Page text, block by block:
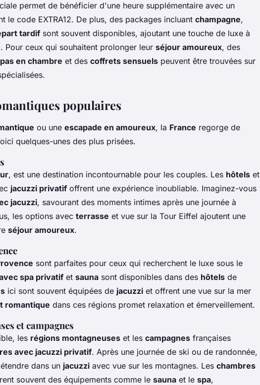
permet de bénéficier d'une heure supplémentaire avec un
le code EXTRA12. De plus, des packages incluant champagne,
tardif sont souvent disponibles, ajoutant une touche de luxe à
. Pour ceux qui souhaitent prolonger leur séjour amoureux, des
en chambre et des coffrets sensuels peuvent être trouvées sur
populaires
ou une escapade en amoureux, la France regorge de
quelques-unes des plus prisées.
, est une destination incontournable pour les couples. Les hôtels et
jacuzzi privatif offrent une expérience inoubliable. Imaginez-vous
jacuzzi, savourant des moments intimes après une journée à
les options avec terrasse et vue sur la Tour Eiffel ajoutent une
séjour amoureux.
sont parfaites pour ceux qui recherchent le luxe sous le
spa privatif et sauna sont disponibles dans des hôtels de
ici sont souvent équipées de jacuzzi et offrent une vue sur la mer
romantique dans ces régions promet relaxation et émerveillement.
et campagnes
les régions montagneuses et les campagnes françaises
avec jacuzzi privatif. Après une journée de ski ou de randonnée,
dans un jacuzzi avec vue sur les montagnes. Les chambres
souvent des équipements comme le sauna et le spa,